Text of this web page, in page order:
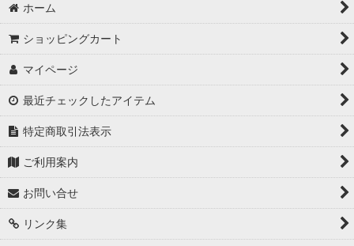
ホーム
ショッピングカート
マイページ
最近チェックしたアイテム
特定商取引法表示
ご利用案内
お問い合せ
リンク集